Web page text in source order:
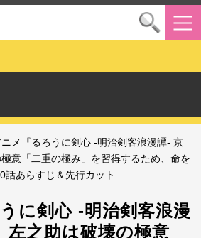
ニメ『るろうに剣心 -明治剣客浪漫譚- 京
意「二重の極み」を習得するため、命を
話あらすじ＆先行カット
に剣心 -明治剣客浪漫
左之助は破壊の極意